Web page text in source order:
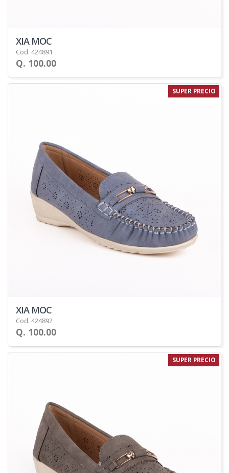
XIA MOC
Cod. 424891
Q. 100.00
SUPER PRECIO
XIA MOC
Cod. 424892
Q. 100.00
SUPER PRECIO